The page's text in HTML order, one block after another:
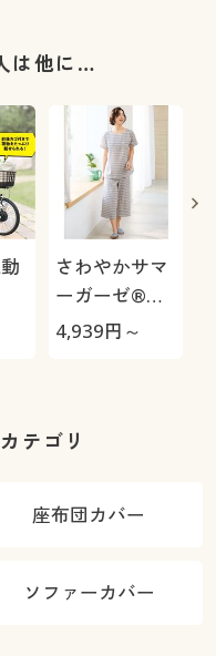
は他に…
さわやかサマ
ーガーゼ®か
ぶりパジャマ/
4,939円～
テゴリ
座布団カバー
ソファーカバー